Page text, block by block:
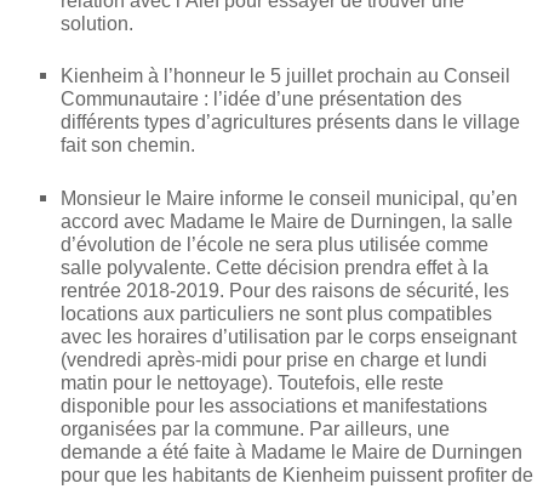
solution.
Kienheim à l’honneur le 5 juillet prochain au Conseil
Communautaire : l’idée d’une présentation des
différents types d’agricultures présents dans le village
fait son chemin.
Monsieur le Maire informe le conseil municipal, qu’en
accord avec Madame le Maire de Durningen, la salle
d’évolution de l’école ne sera plus utilisée comme
salle polyvalente. Cette décision prendra effet à la
rentrée 2018-2019. Pour des raisons de sécurité, les
locations aux particuliers ne sont plus compatibles
avec les horaires d’utilisation par le corps enseignant
(vendredi après-midi pour prise en charge et lundi
matin pour le nettoyage). Toutefois, elle reste
disponible pour les associations et manifestations
organisées par la commune. Par ailleurs, une
demande a été faite à Madame le Maire de Durningen
pour que les habitants de Kienheim puissent profiter de